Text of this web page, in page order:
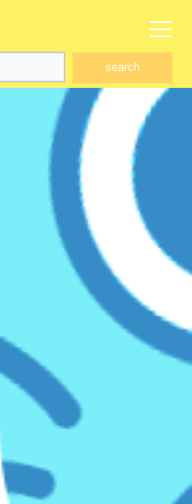
search